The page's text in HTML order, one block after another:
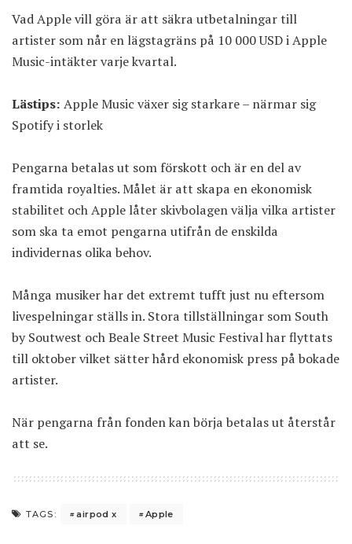
Vad Apple vill göra är att säkra utbetalningar till
artister som når en lägstagräns på 10 000 USD i Apple
Music-intäkter varje kvartal.
Lästips: Apple Music växer sig starkare – närmar sig
Spotify i storlek
Pengarna betalas ut som förskott och är en del av
framtida royalties. Målet är att skapa en ekonomisk
stabilitet och Apple låter skivbolagen välja vilka artister
som ska ta emot pengarna utifrån de enskilda
individernas olika behov.
Många musiker har det extremt tufft just nu eftersom
livespelningar ställs in. Stora tillställningar som South
by Soutwest och Beale Street Music Festival har flyttats
till oktober vilket sätter hård ekonomisk press på bokade
artister.
När pengarna från fonden kan börja betalas ut återstår
att se.
TAGS: airpod x Apple